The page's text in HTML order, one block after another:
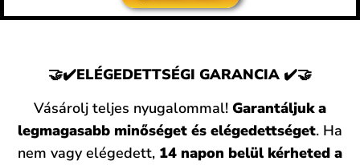
🤝✔️ELÉGEDETTSÉGI GARANCIA ✔️🤝
Vásárolj teljes nyugalommal! Garantáljuk a
legmagasabb minőséget és elégedettséget. Ha
nem vagy elégedett, 14 napon belül kérheted a